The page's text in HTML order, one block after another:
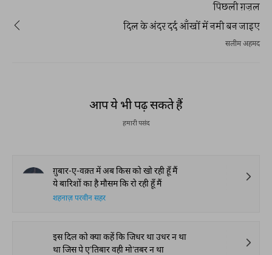
पिछली ग़ज़ल
दिल के अंदर दर्द आँखों में नमी बन जाइए
सलीम अहमद
आप ये भी पढ़ सकते हैं
हमारी पसंद
ग़ुबार-ए-वक़्त में अब किस को खो रही हूँ मैं
ये बारिशों का है मौसम कि रो रही हूँ मैं
शहनाज़ परवीन सहर
इस दिल को क्या कहें कि जिधर था उधर न था
था जिस पे ए'तिबार वही मो'तबर न था